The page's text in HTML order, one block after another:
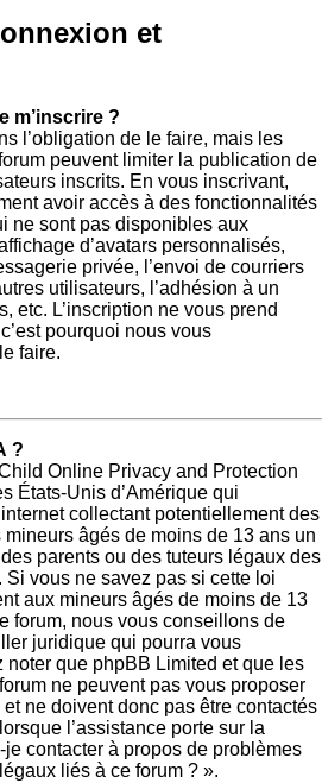
et
m’inscrire ?
l’obligation de le faire, mais les
peuvent limiter la publication de
inscrits. En vous inscrivant,
avoir accès à des fonctionnalités
ne sont pas disponibles aux
d’avatars personnalisés,
privée, l’envoi de courriers
utilisateurs, l’adhésion à un
etc. L’inscription ne vous prend
pourquoi nous vous
faire.
?
Online Privacy and Protection
États-Unis d’Amérique qui
collectant potentiellement des
âgés de moins de 13 ans un
parents ou des tuteurs légaux des
Si vous ne savez pas si cette loi
aux mineurs âgés de moins de 13
forum, nous vous conseillons de
juridique qui pourra vous
noter que phpBB Limited et que les
ne peuvent pas vous proposer
ne doivent donc pas être contactés
l’assistance porte sur la
contacter à propos de problèmes
liés à ce forum ? ».